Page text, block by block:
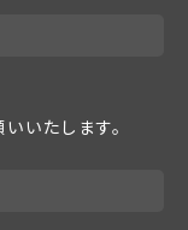
いたします。